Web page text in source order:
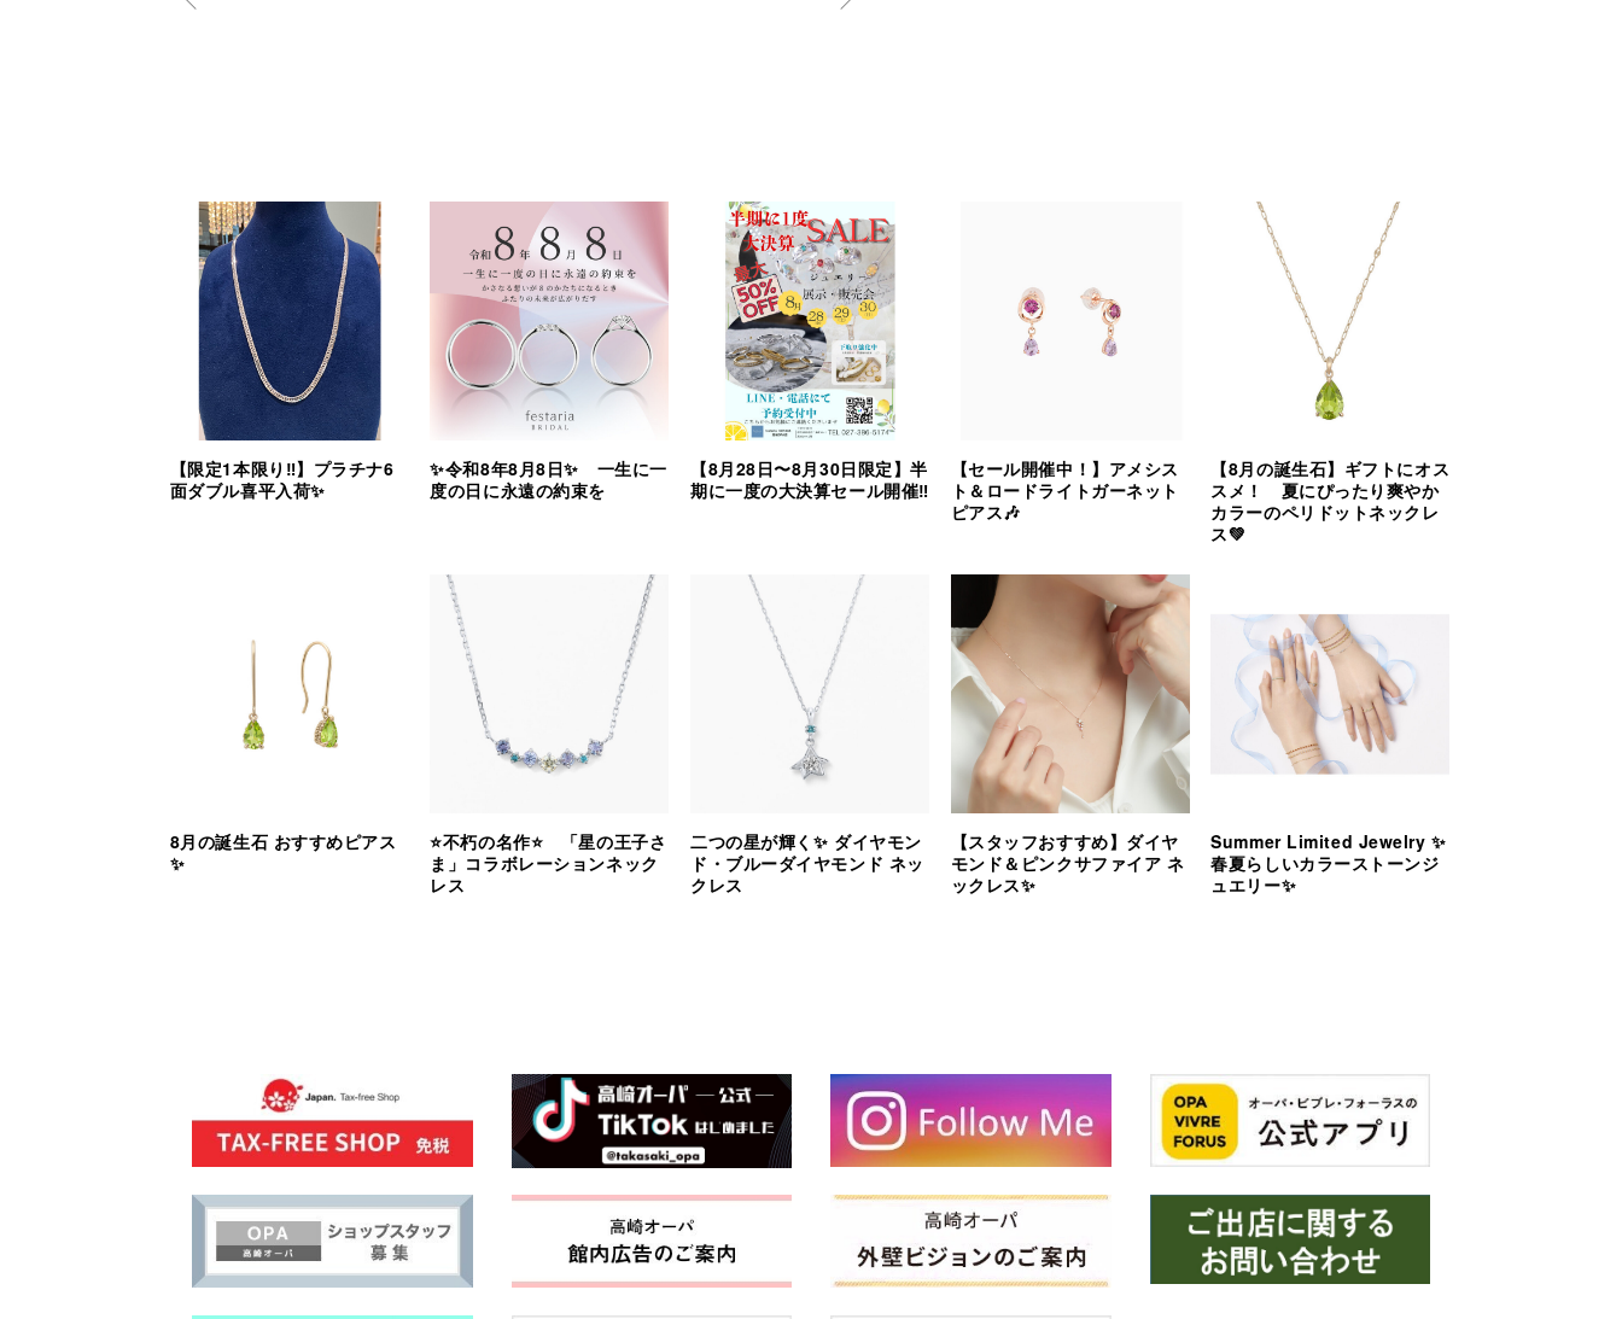
【限定1本限り‼︎】プラチナ6
面ダブル喜平入荷✨
✨令和8年8月8日✨ 一生に一
度の日に永遠の約束を
【8月28日〜8月30日限定】半
期に一度の大決算セール開催‼︎
【セール開催中！】アメシス
ト＆ロードライトガーネット
ピアス🎶
【8月の誕生石】ギフトにオス
スメ！ 夏にぴったり爽やか
カラーのペリドットネックレ
ス💚
8月の誕生石 おすすめピアス
✨
⭐️不朽の名作⭐️ 「星の王子さ
ま」コラボレーションネック
レス
二つの星が輝く✨ ダイヤモン
ド・ブルーダイヤモンド ネッ
クレス
【スタッフおすすめ】ダイヤ
モンド＆ピンクサファイア ネ
ックレス✨
Summer Limited Jewelry ✨
春夏らしいカラーストーンジ
ュエリー✨